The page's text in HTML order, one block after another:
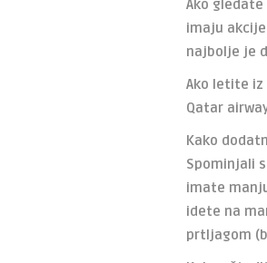
Ako
imaju
najbolje je
Ako letite
Qatar
Kako
Spominjali
imate
idete na
prtljagom